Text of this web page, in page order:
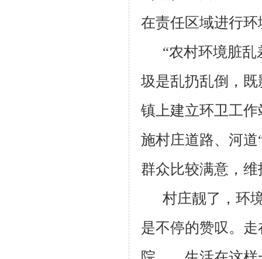
在责任区域进行
“农村环境脏
圾是乱扔乱倒，
镇上建立环卫工
施村庄道路、河
群众比较满意，
村庄靓了，环
是不停的赞叹。